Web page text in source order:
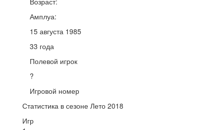
Амплуа:
15 августа 1985
33 года
Полевой игрок
?
Игровой номер
Статистика в сезоне Лето 2018
Игр